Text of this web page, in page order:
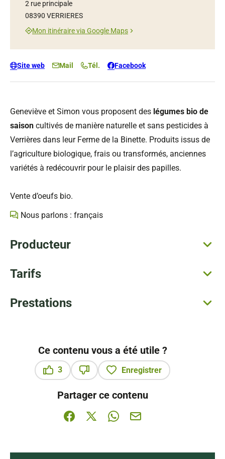
Geneviève et Simon vous proposent des légumes bio de
saison cultivés de manière naturelle et sans pesticides à
Verrières dans leur Ferme de la Binette. Produits issus de
l’agriculture biologique, frais ou transformés, anciennes
variétés à redécouvrir pour le plaisir des papilles.
Vente d’oeufs bio.
Nous parlons : français
Producteur
Tarifs
Prestations
2 rue principale
08390 VERRIERES
Mon itinéraire via Google Maps
Site web Mail Tél. Facebook
Ce contenu vous a été utile ?
3
Enregistrer
Partager ce contenu
Partager sur Facebook (nouvelle fenêtre)
Partager sur X / Twitter (nouvelle
Partager sur WhatsApp
Partager par mail